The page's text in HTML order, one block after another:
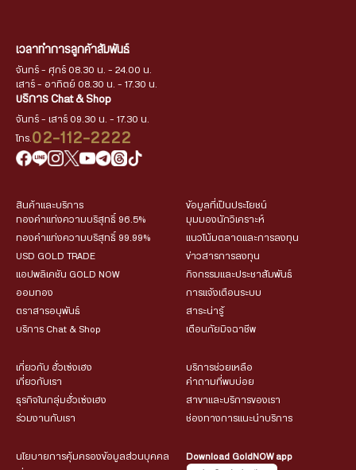
เวลาทำการลูกค้าสัมพันธ์
จันทร์ - ศุกร์ 08.30 น. - 24.00 น.
เสาร์ - อาทิตย์ 08.30 น. - 17.30 น.
บริการ Chat & Shop
จันทร์ - เสาร์ 09.30 น. - 17.30 น.
โทร. 02-112-2222
สินค้าและบริการ
ทองคำแท่งความบริสุทธิ์ 96.5%
ทองคำแท่งความบริสุทธิ์ 99.99%
USD GOLD TRADE
แอปพลิเคชัน GOLD NOW
ออมทอง
ตราสารอนุพันธ์
บริการ Chat & Shop
ข้อมูลที่เป็นประโยชน์
มุมมองนักวิเคราะห์
แนวโน้มตลาดและการลงทุน
ข่าวสารการลงทุน
กิจกรรมและประชาสัมพันธ์
การแจ้งเตือนระบบ
สาระน่ารู้
เตือนภัยมิจฉาชีพ
เกี่ยวกับ ฮั่วเซ่งเฮง
เกี่ยวกับเรา
ธุรกิจในกลุ่มฮั่วเซ่งเฮง
ร่วมงานกับเรา
บริการช่วยเหลือ
คำถามที่พบบ่อย
สาขาและบริการของเรา
ช่องทางการแนะนำบริการ
นโยบายการคุ้มครองข้อมูลส่วนบุคคล Download GoldNOW app